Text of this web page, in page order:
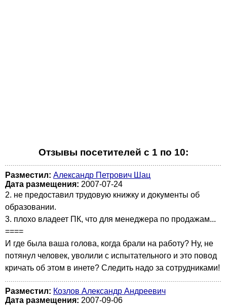
Отзывы посетителей с 1 по 10:
Разместил: Александр Петрович Шац
Дата размещения: 2007-07-24
2. не предоставил трудовую книжку и документы об
образовании.
3. плохо владеет ПК, что для менеджера по продажам...
====
И где была ваша голова, когда брали на работу? Ну, не
потянул человек, уволили с испытательного и это повод
кричать об этом в инете? Следить надо за сотрудниками!
Разместил: Козлов Александр Андреевич
Дата размещения: 2007-09-06